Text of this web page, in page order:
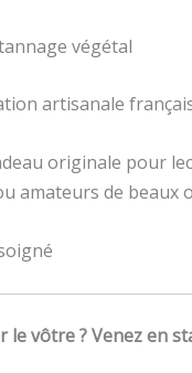
végétal
artisanale
originale pour
amateurs de beaux
le vôtre ? Venez en